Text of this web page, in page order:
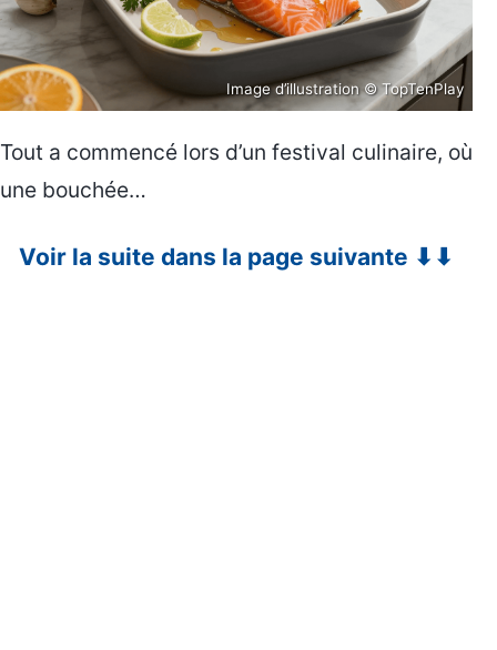
Image d’illustration © TopTenPlay
Tout a commencé lors d’un festival culinaire, où
une bouchée…
Voir la suite dans la page suivante ⬇⬇